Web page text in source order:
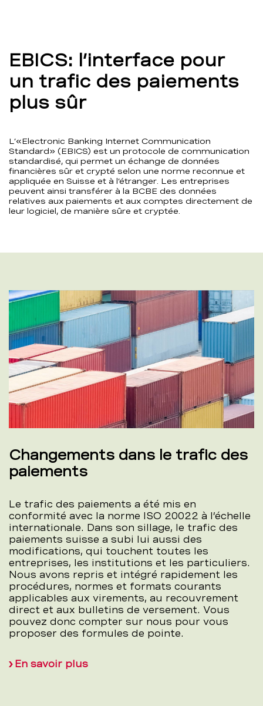
EBICS: l’interface pour
un trafic des paiements
plus sûr
L’«Electronic Banking Internet Communication
Standard» (EBICS) est un protocole de communication
standardisé, qui permet un échange de données
financières sûr et crypté selon une norme reconnue et
appliquée en Suisse et à l’étranger. Les entreprises
peuvent ainsi transférer à la BCBE des données
relatives aux paiements et aux comptes directement de
leur logiciel, de manière sûre et cryptée.
Changements dans le trafic des
paiements
Le trafic des paiements a été mis en
conformité avec la norme ISO 20022 à l’échelle
internationale. Dans son sillage, le trafic des
paiements suisse a subi lui aussi des
modifications, qui touchent toutes les
entreprises, les institutions et les particuliers.
Nous avons repris et intégré rapidement les
procédures, normes et formats courants
applicables aux virements, au recouvrement
direct et aux bulletins de versement. Vous
pouvez donc compter sur nous pour vous
proposer des formules de pointe.
En savoir plus